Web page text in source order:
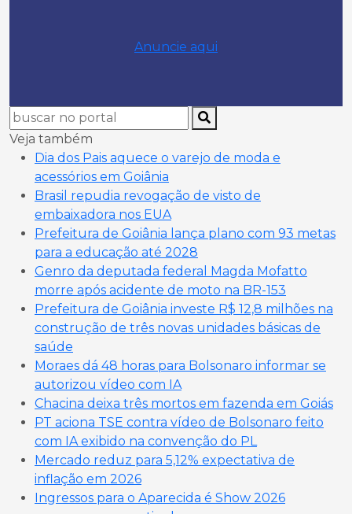
Anuncie aqui
Veja também
Dia dos Pais aquece o varejo de moda e
acessórios em Goiânia
Brasil repudia revogação de visto de
embaixadora nos EUA
Prefeitura de Goiânia lança plano com 93 metas
para a educação até 2028
Genro da deputada federal Magda Mofatto
morre após acidente de moto na BR-153
Prefeitura de Goiânia investe R$ 12,8 milhões na
construção de três novas unidades básicas de
saúde
Moraes dá 48 horas para Bolsonaro informar se
autorizou vídeo com IA
Chacina deixa três mortos em fazenda em Goiás
PT aciona TSE contra vídeo de Bolsonaro feito
com IA exibido na convenção do PL
Mercado reduz para 5,12% expectativa de
inflação em 2026
Ingressos para o Aparecida é Show 2026